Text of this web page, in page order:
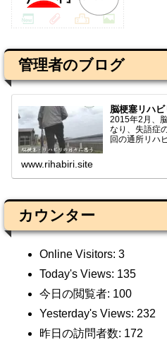
管理者のブログ
脳梗塞リハ
2015年2月、
なり、失語症
回の通所リハ
www.rihabiri.site
カウンター
Online Visitors: 3
Today's Views: 135
今日の閲覧者: 100
Yesterday's Views: 232
昨日の訪問者数: 172